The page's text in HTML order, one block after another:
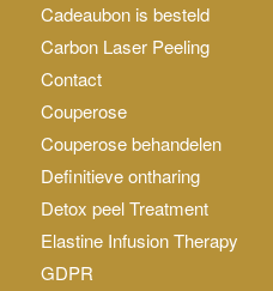
Cadeaubon is besteld
Carbon Laser Peeling
Contact
Couperose
Couperose behandelen
Definitieve ontharing
Detox peel Treatment
Elastine Infusion Therapy
GDPR